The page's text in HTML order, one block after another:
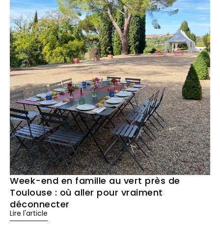
Week-end en famille au vert près de
Toulouse : où aller pour vraiment
déconnecter
Lire l'article